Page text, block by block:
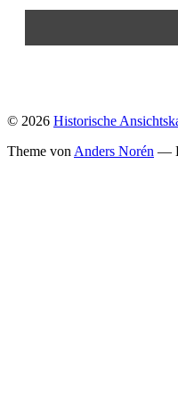
© 2026 Historische
Theme von Anders Norén —